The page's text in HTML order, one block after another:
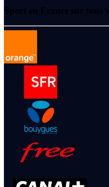
Sport en France sur tous